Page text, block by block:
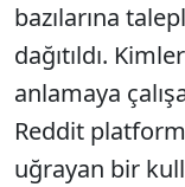
bazılarına
dağıtıldı.
anlamaya
Reddit
uğrayan bir